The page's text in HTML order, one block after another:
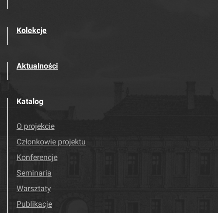
Kolekcje
Aktualności
Katalog
O projekcie
Członkowie projektu
Konferencje
Seminaria
Warsztaty
Publikacje